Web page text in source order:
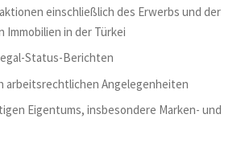
einschließlich des Erwerbs und der
Immobilien in der Türkei
Status-Berichten
arbeitsrechtlichen Angelegenheiten
Eigentums, insbesondere Marken- und